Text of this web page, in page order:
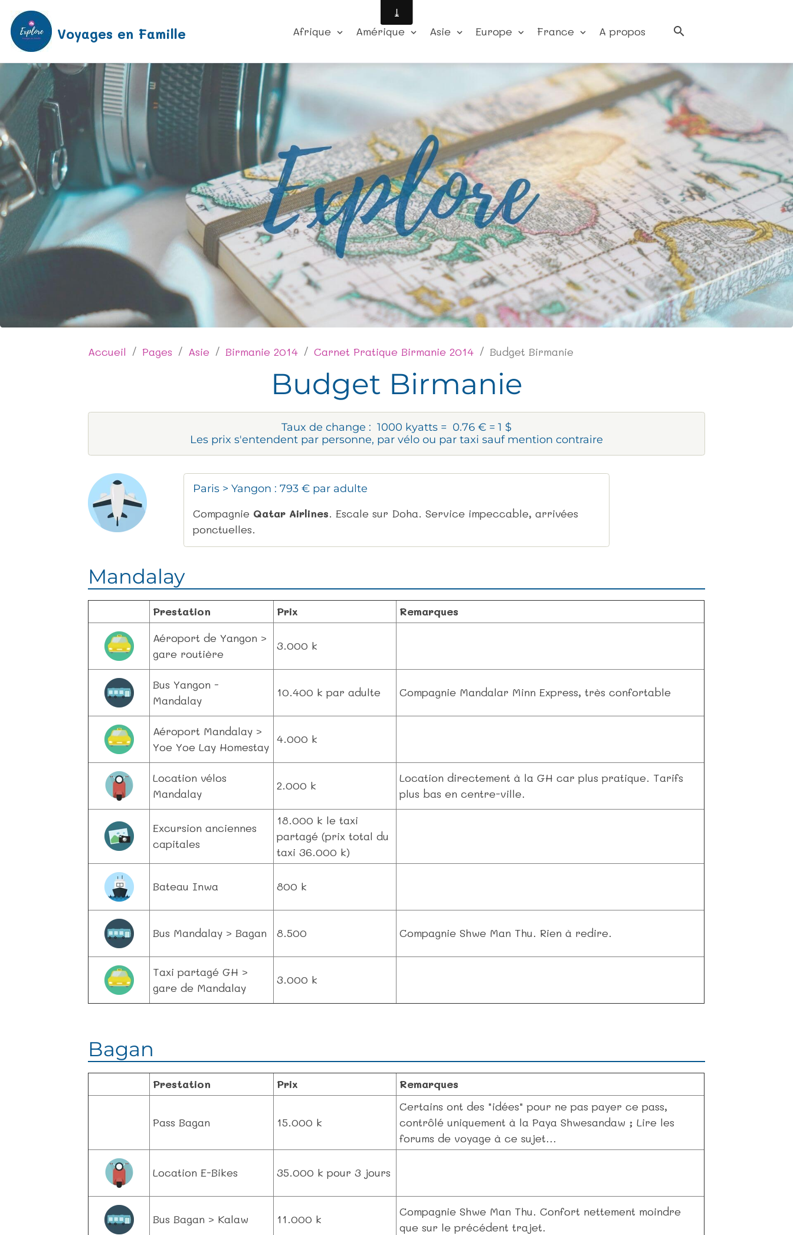
Voyages en Famille Afrique Amérique Asie Europe France A propos
Accueil Pages Asie Birmanie 2014 Carnet Pratique Birmanie 2014 Budget Birmanie
Budget Birmanie
Taux de change : 1000 kyatts = 0.76 € = 1 $
Les prix s'entendent par personne, par vélo ou par taxi sauf mention contraire
Paris > Yangon : 793 € par adulte
Compagnie Qatar Airlines. Escale sur Doha. Service impeccable, arrivées
ponctuelles.
Mandalay
Prestation Prix
Remarques
Aéroport de Yangon >
gare routière
3.000 k
Bus Yangon -
Mandalay
10.400 k par adulte Compagnie Mandalar Minn Express, très confortable
Aéroport Mandalay >
Yoe Yoe Lay Homestay
4.000 k
Location vélos
Mandalay
2.000 k
Location directement à la GH car plus pratique. Tarifs
plus bas en centre-ville.
Excursion anciennes
capitales
18.000 k le taxi
partagé (prix total du
taxi 36.000 k)
Bateau Inwa 800 k
Bus Mandalay > Bagan 8.500 Compagnie Shwe Man Thu. Rien à redire.
Taxi partagé GH >
gare de Mandalay
3.000 k
Bagan
Prestation Prix Remarques
Pass Bagan 15.000 k
Certains ont des "idées" pour ne pas payer ce pass,
contrôlé uniquement à la Paya Shwesandaw ; Lire les
forums de voyage à ce sujet...
Location E-Bikes 35.000 k pour 3 jours
Bus Bagan > Kalaw 11.000 k
Compagnie Shwe Man Thu. Confort nettement moindre
que sur le précédent trajet.